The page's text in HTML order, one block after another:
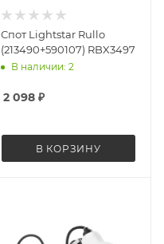
Спот Lightstar Rullo
(213490+590107) RBX3497
В наличии: 2
2 098₽
В КОРЗИНУ